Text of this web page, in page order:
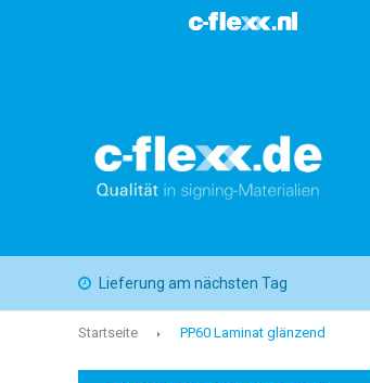
Lieferung am nächsten Tag
Startseite PP60 Laminat glänzend